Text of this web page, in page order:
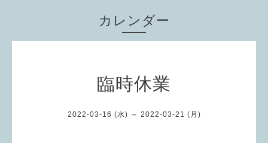
カレンダー
臨時休業
2022-03-16 (水) ～ 2022-03-21 (月)